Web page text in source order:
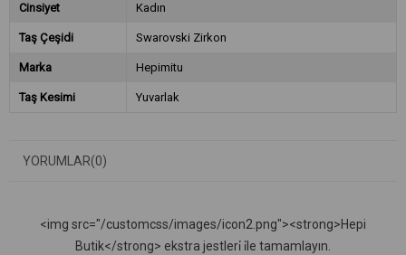
Cinsiyet Kadın
Taş Çeşidi Swarovski Zirkon
Marka Hepimitu
Taş Kesimi Yuvarlak
YORUMLAR(0)
<img src="/customcss/images/icon2.png"><strong>Hepi
Butik</strong> ekstra jestleri̇ i̇le tamamlayın.